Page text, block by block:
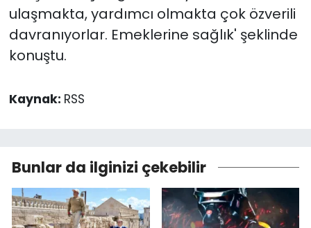
ulaşmakta, yardımcı olmakta çok özverili
davranıyorlar. Emeklerine sağlık' şeklinde
konuştu.
Kaynak: RSS
Bunlar da ilginizi çekebilir